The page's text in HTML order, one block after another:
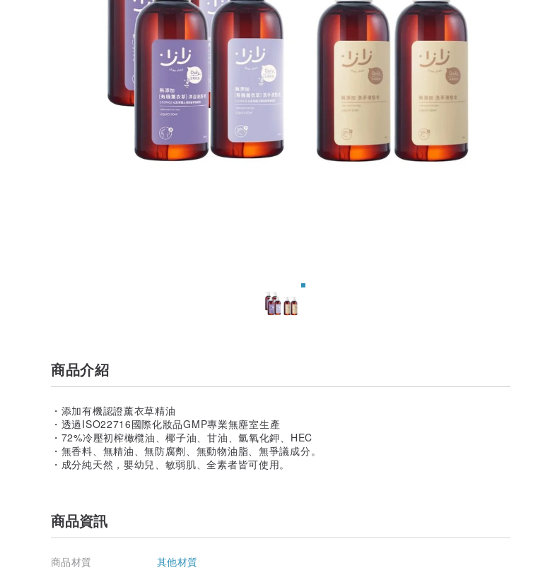
商品介紹
・添加有機認證薰衣草精油
・透過ISO22716國際化妝品GMP專業無塵室生產
・72%冷壓初榨橄欖油、椰子油、甘油、氫氧化鉀、HEC
・無香料、無精油、無防腐劑、無動物油脂、無爭議成分。
・成分純天然，嬰幼兒、敏弱肌、全素者皆可使用。
商品資訊
商品材質
其他材質